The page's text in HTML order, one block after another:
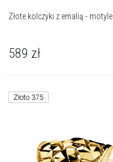
Złote kolczyki z emalią - motyle
589 zł
Złoto 375